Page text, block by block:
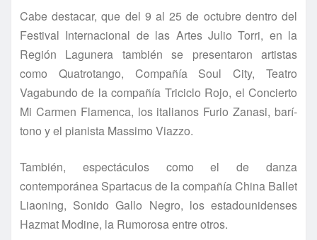
Cabe destacar, que del 9 al 25 de octubre dentro del
Festival Internacional de las Artes Julio Torri, en la
Región Lagunera también se presentaron artistas
como Quatrotango, Compañí­a Soul City, Teatro
Vagabundo de la compañí­a Triciclo Rojo, el Concierto
Mi Carmen Flamenca, los italianos Furio Zanasi, barí­
tono y el pianista Massimo Viazzo.
También, espectáculos como el de danza
contemporánea Spartacus de la compañí­a China Ballet
Liaoning, Sonido Gallo Negro, los estadounidenses
Hazmat Modine, la Rumorosa entre otros.